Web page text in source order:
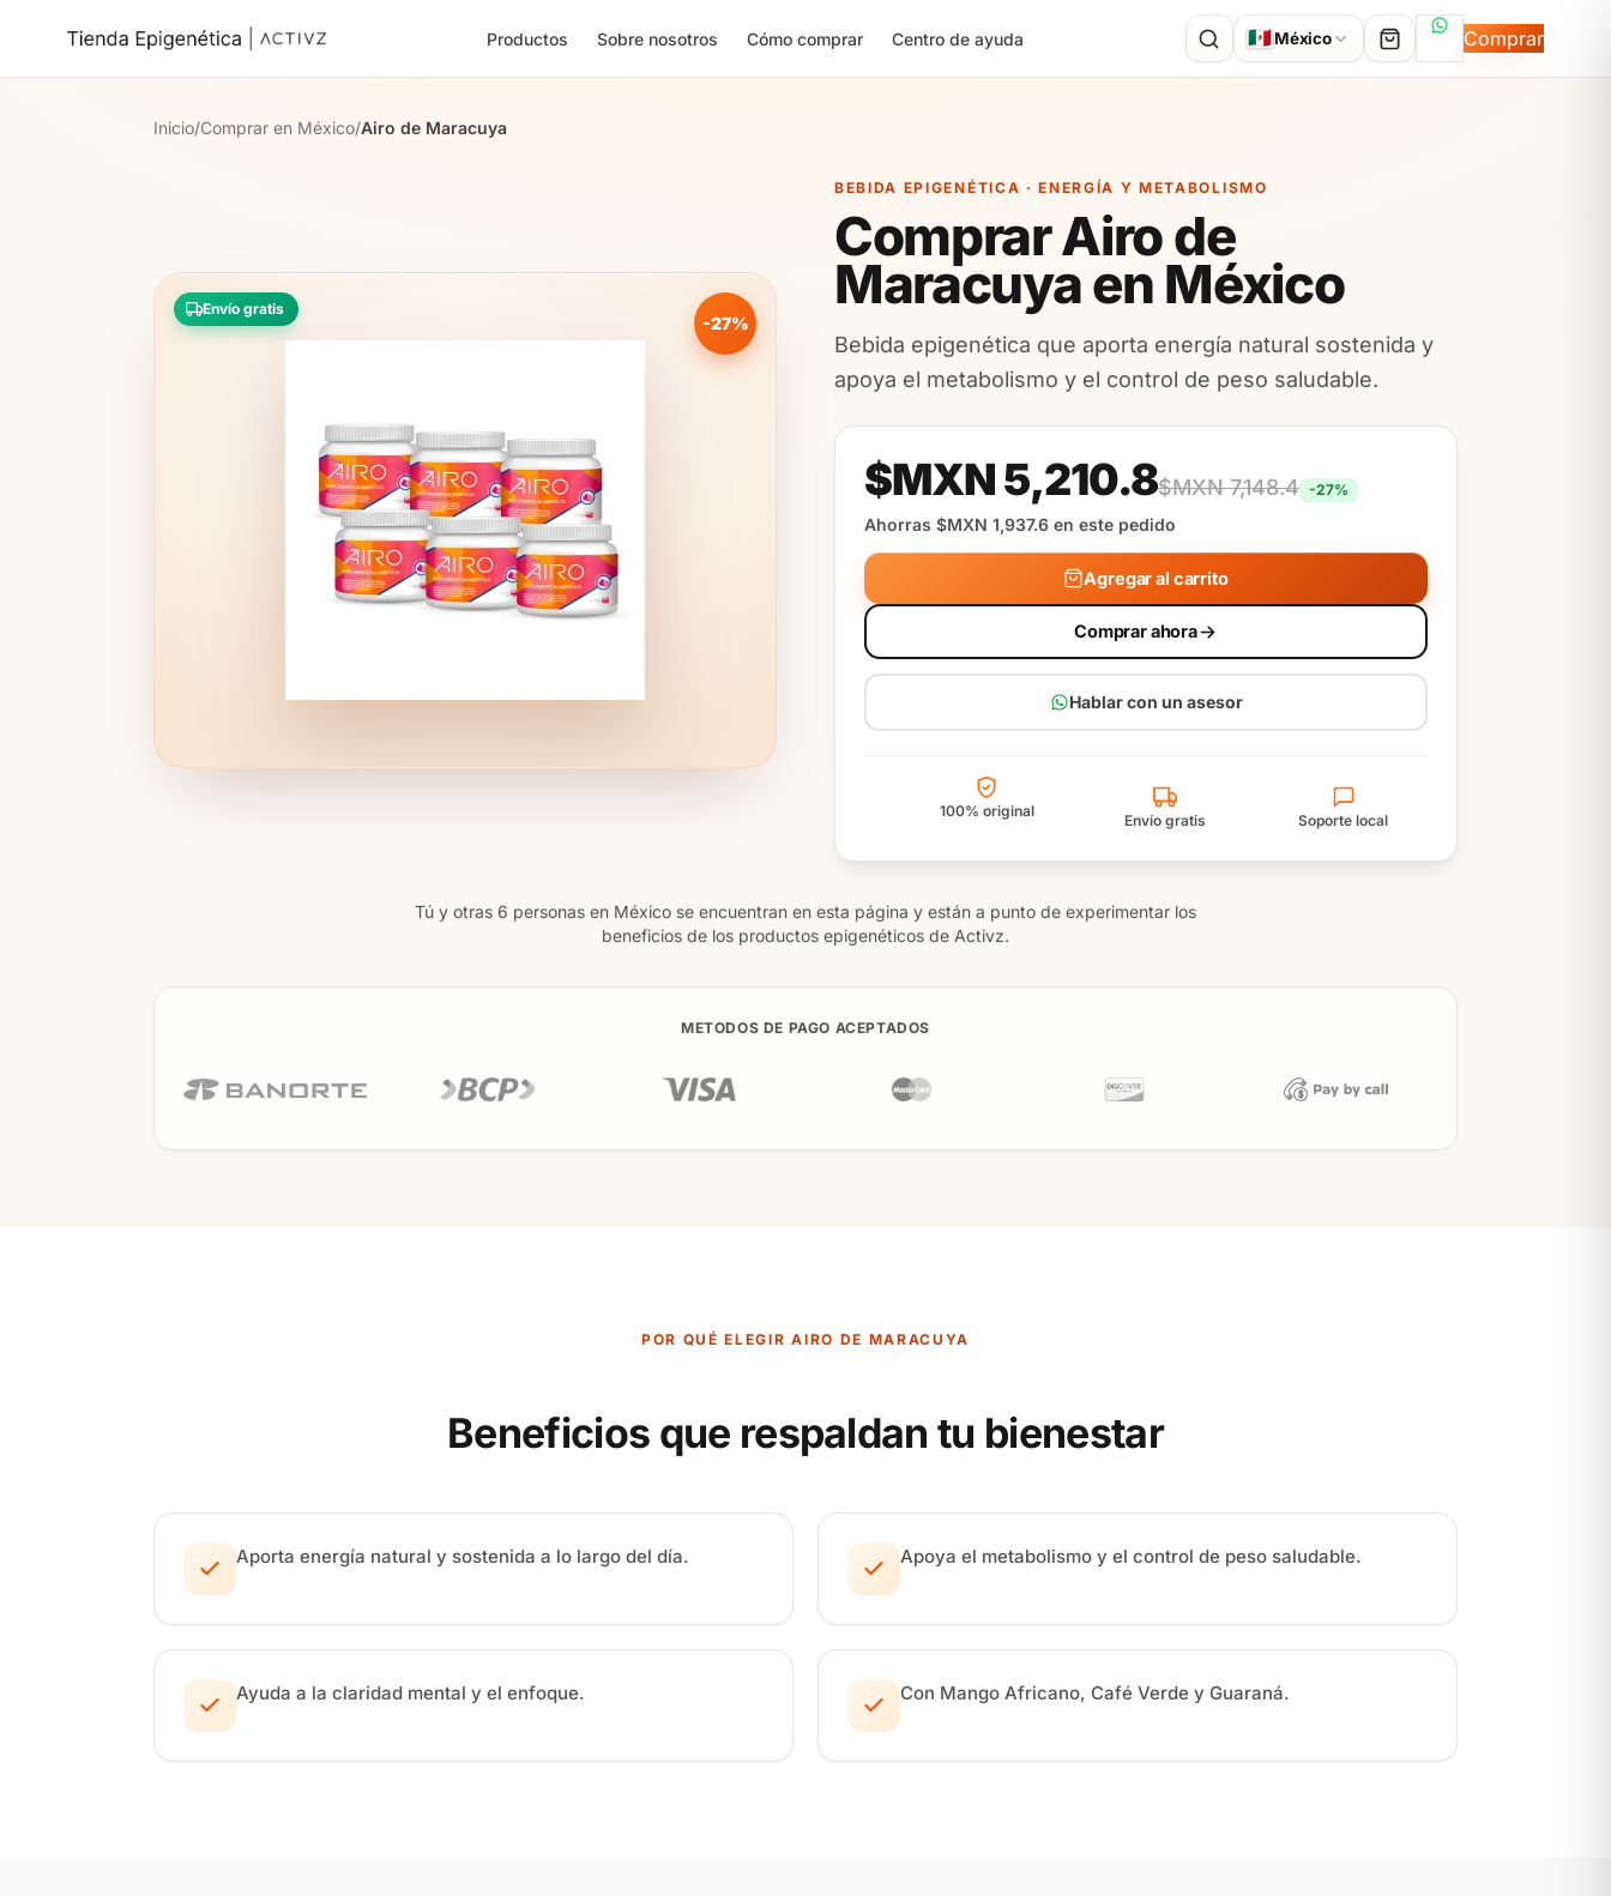
Productos Sobre nosotros Cómo comprar Centro de ayuda 🇲🇽México Hablemos por
Comprar
Inicio/Comprar en México/Airo de Maracuya
Envío gratis
-27%
BEBIDA EPIGENÉTICA · ENERGÍA Y METABOLISMO
Comprar Airo de
Maracuya en México
Bebida epigenética que aporta energía natural sostenida y
apoya el metabolismo y el control de peso saludable.
$MXN 5,210.8$MXN 7,148.4 -27%
Ahorras $MXN 1,937.6 en este pedido
Agregar al carrito
Comprar ahora
Hablar con un asesor
100% original
Envío gratis Soporte local
Tú y otras 6 personas en México se encuentran en esta página y están a punto de experimentar los
beneficios de los productos epigenéticos de Activz.
METODOS DE PAGO ACEPTADOS
POR QUÉ ELEGIR AIRO DE MARACUYA
Beneficios que respaldan tu bienestar
Aporta energía natural y sostenida a lo largo del día. Apoya el metabolismo y el control de peso saludable.
Ayuda a la claridad mental y el enfoque. Con Mango Africano, Café Verde y Guaraná.